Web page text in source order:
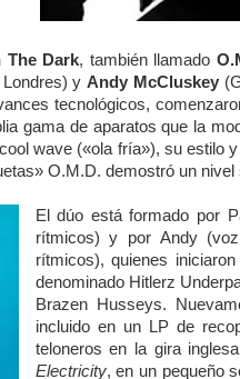
The Dark, también llamado
yAndy McCluskey
tecnológicos,
gama de aparatos que la
wave («ola fría»), su estilo
O.M.D. demostró un
El dúo está formado por
rítmicos) y por Andy
rítmicos), quienes
denominado Hitlerz
Brazen Husseys.
incluido en un LP de
teloneros en la gira
Electricity, en un pequeño